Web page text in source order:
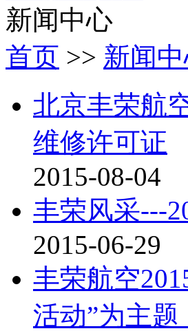
新闻中心
首页 >> 新闻
北京丰荣航
维修许可证
2015-08-04
丰荣风采---
2015-06-29
丰荣航空
活动”为主